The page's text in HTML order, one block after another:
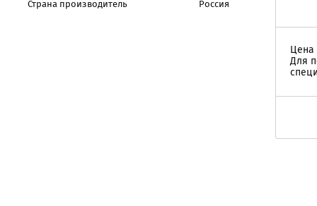
Страна производитель Россия
Цена
Для